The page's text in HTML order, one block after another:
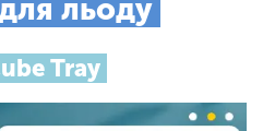
льоду
Tray